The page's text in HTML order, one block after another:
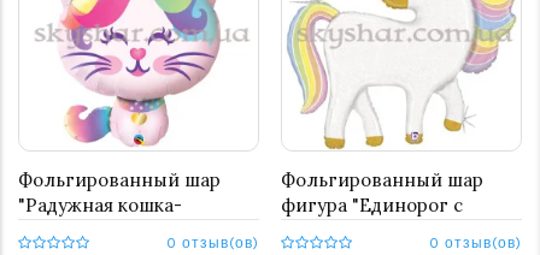
Фольгированный шар
"Радужная кошка-
единорог"
0 отзыв(ов)
Фольгированный шар
фигура "Единорог с
радужной гривой"
0 отзыв(ов)